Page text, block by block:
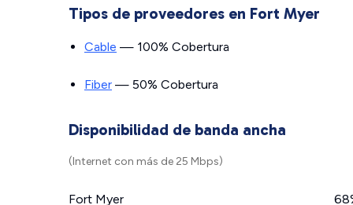
Tipos de proveedores en Fort Myer
Cable — 100% Cobertura
Fiber — 50% Cobertura
Disponibilidad de banda ancha
(Internet con más de 25 Mbps)
Fort Myer